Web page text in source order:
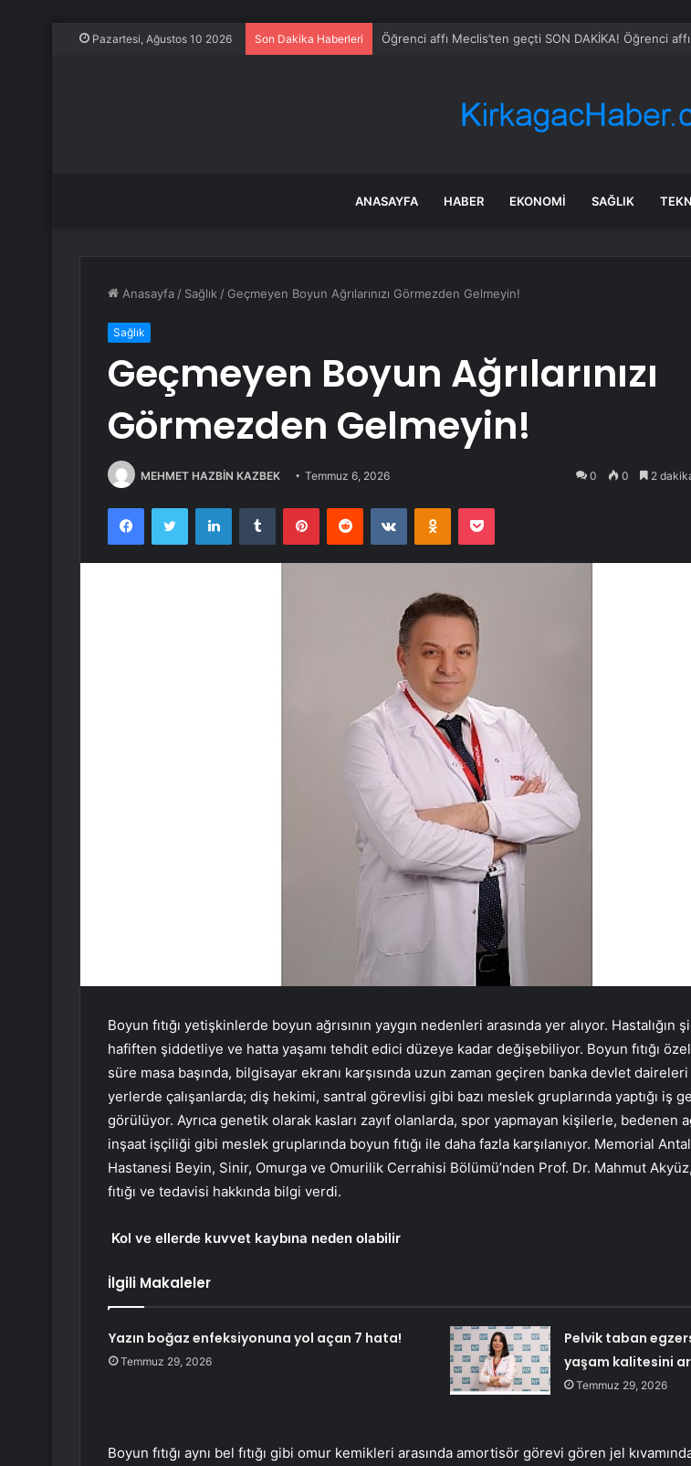
Pazartesi, Ağustos 10 2026 Son Dakika Haberleri Aydın Çine’de orman yangını: Evler tahliye ediliyor,
ANASAYFA HABER EKONOMI SAĞLIK
Anasayfa / Sağlık / Geçmeyen Boyun Ağrılarınızı Görmezden Gelmeyin!
Sağlık
Geçmeyen Boyun Ağrılarınızı
Görmezden Gelmeyin!
MEHMET HAZBİN KAZBEK Temmuz 6, 2026 0 0 2
FacebookTwitter LinkedInTumblr PinterestReddit VKontakteOdnoklassniki
Pocket
Boyun fıtığı yetişkinlerde boyun ağrısının yaygın nedenleri arasında yer alıyor. Hastalığın
hafiften şiddetliye ve hatta yaşamı tehdit edici düzeye kadar değişebiliyor. Boyun fıtığı
süre masa başında, bilgisayar ekranı karşısında uzun zaman geçiren banka devlet
yerlerde çalışanlarda; diş hekimi, santral görevlisi gibi bazı meslek gruplarında yaptığı iş
görülüyor. Ayrıca genetik olarak kasları zayıf olanlarda, spor yapmayan kişilerle, bedenen
inşaat işçiliği gibi meslek gruplarında boyun fıtığı ile daha fazla karşılanıyor. Memorial
Hastanesi Beyin, Sinir, Omurga ve Omurilik Cerrahisi Bölümü’nden Prof. Dr. Mahmut
fıtığı ve tedavisi hakkında bilgi verdi.
Kol ve ellerde kuvvet kaybına neden olabilir
İlgili Makaleler
Yazın boğaz enfeksiyonuna yol açan 7 hata!
Temmuz 29, 2026
Pelvik taban
yaşam kalitesini
Temmuz 29, 2026
Boyun fıtığı aynı bel fıtığı gibi omur kemikleri arasında amortisör görevi gören jel